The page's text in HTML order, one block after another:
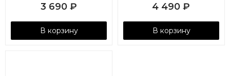
3 690 ₽
В корзину
4 490 ₽
В корзину